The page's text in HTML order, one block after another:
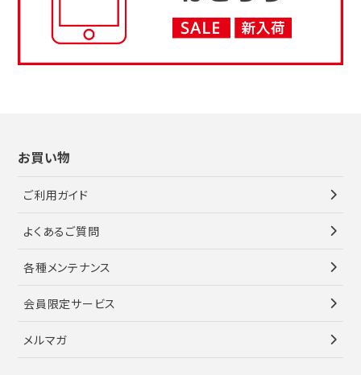
お買い物
ご利用ガイド
よくあるご質問
各種メンテナンス
会員限定サービス
メルマガ